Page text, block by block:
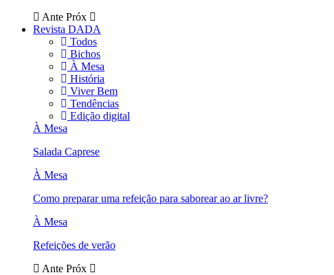
Ante Próx
Revista DADA
Todos
Bichos
À Mesa
História
Viver Bem
Tendências
Edição digital
À Mesa
Salada Caprese
À Mesa
Como preparar uma refeição para saborear ao ar livre?
À Mesa
Refeições de verão
Ante Próx